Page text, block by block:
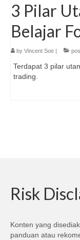
3 Pilar
Belajar
by Vincent Soe
Terdapat 3 pilar
trading.
Risk
Konten yang
panduan atau